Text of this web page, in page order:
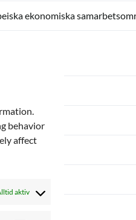
behavior
affect
aktiv
ekonomiska